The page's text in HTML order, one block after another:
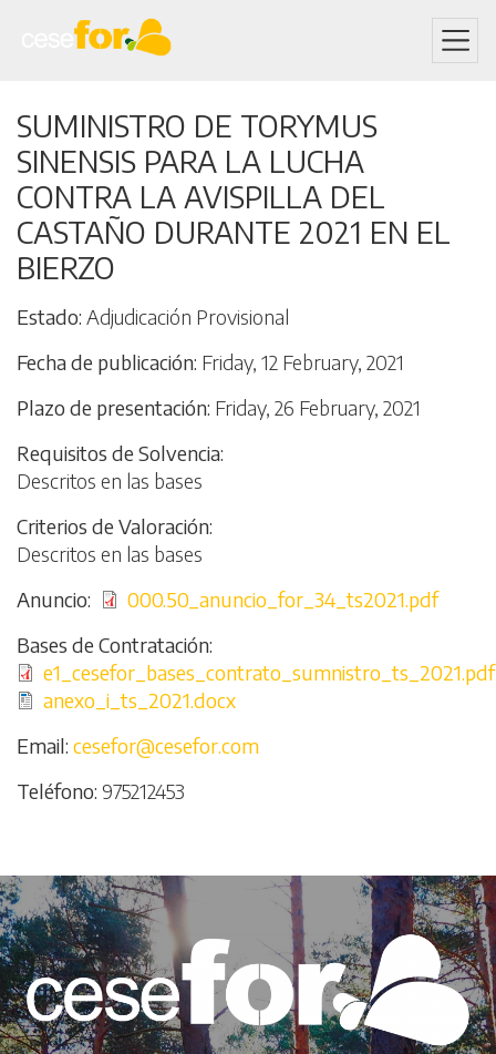
to
main
content
SUMINISTRO DE TORYMUS
SINENSIS PARA LA LUCHA
CONTRA LA AVISPILLA DEL
CASTAÑO DURANTE 2021 EN EL
BIERZO
Estado Adjudicación Provisional
Fecha de publicación Friday, 12 February, 2021
Plazo de presentación Friday, 26 February, 2021
Requisitos de Solvencia
Descritos en las bases
Criterios de Valoración
Descritos en las bases
Anuncio
File000.50_anuncio_for_34_ts2021.pdf
Bases de Contratación
Filee1_cesefor_bases_contrato_sumnistro_ts_2021.pdf
Fileanexo_i_ts_2021.docx
Email cesefor@cesefor.com
Teléfono 975212453